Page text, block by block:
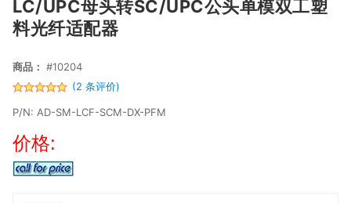
LC/UPC母头转SC/UPC公头单模双工塑
料光纤适配器
商品： #10204
(2 条评价)
P/N: AD-SM-LCF-SCM-DX-PFM
价格: